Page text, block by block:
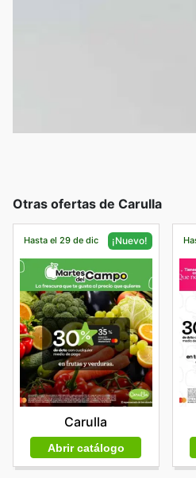
Otras ofertas de Carulla
Hasta el 29 de dic ¡Nuevo!
Carulla
Abrir catálogo